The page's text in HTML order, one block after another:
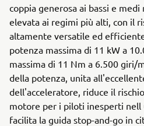
coppia generosa ai bassi e
elevata ai regimi più alti, con il
altamente versatile ed
potenza massima di 11 kW a
massima di 11 Nm a 6.500 giri/
della potenza, unita
dell'acceleratore, riduce il
motore per i piloti inesperti nell
facilita la guida stop-and-go in